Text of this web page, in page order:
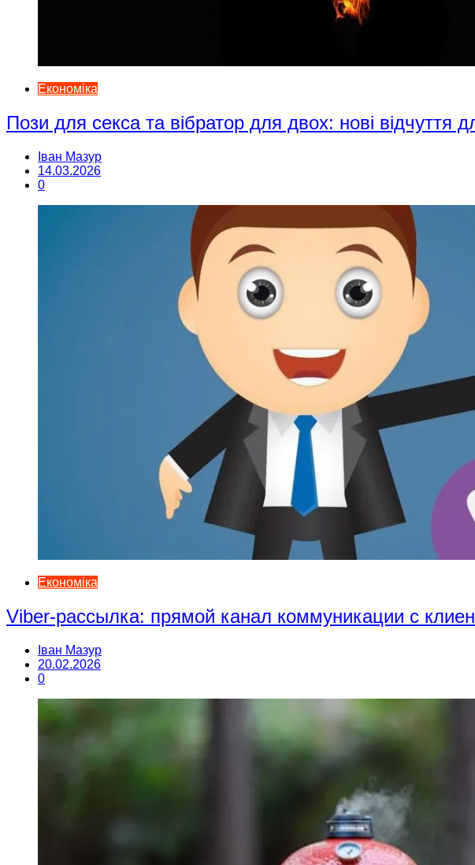
Економіка
Пози для секса та вібратор для двох: нові відчуття
Іван Мазур
14.03.2026
0
Економіка
Viber-рассылка: прямой канал коммуникации с
Іван Мазур
20.02.2026
0